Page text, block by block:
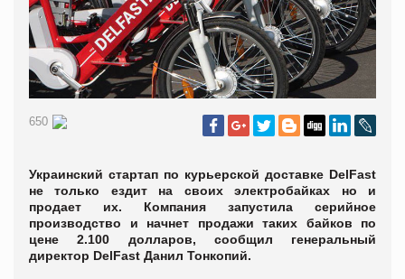
650
Украинский стартап по курьерской доставке DelFast
не только ездит на своих электробайках но и
продает их. Компания запустила серийное
производство и начнет продажи таких байков по
цене 2.100 долларов, сообщил генеральный
директор DelFast Данил Тонкопий.